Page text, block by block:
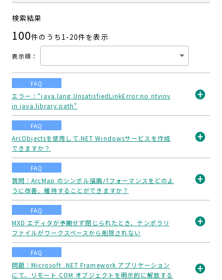
検索結果
100件のうち1-20件を表示
表示順 ：
FAQ
エラー：“java.lang.UnsatisfiedLinkError:no ntvinv
in java.library.path”
FAQ
ArcObjectsを使用して.NET Windowsサービスを作成
できますか？
FAQ
質問：ArcMap のシンボル描画パフォーマンスをどのよ
うに改善、維持することができますか？
FAQ
MXD エディタが予期せず閉じられたとき、テンポラリ
ファイルがワークスペースから削除されない
FAQ
問題：Microsoft .NET Framework アプリケーション
にて、リモート COM オブジェクトを明示的に解放する